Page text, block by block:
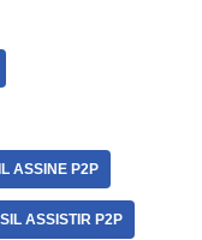
ASSINE P2P
ASSISTIR P2P